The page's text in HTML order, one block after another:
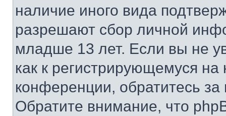
наличие иного вида
разрешают сбор личной
младше 13 лет. Если вы не
как к регистрирующемуся
конференции, обратитесь
Обратите внимание, что